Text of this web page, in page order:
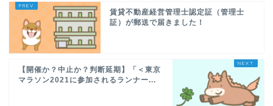
賃貸不動産経営管理士認定証（管理士
証）が郵送で届きました！
【開催か？中止か？判断延期】「＜東京
マラソン2021に参加されるランナー...